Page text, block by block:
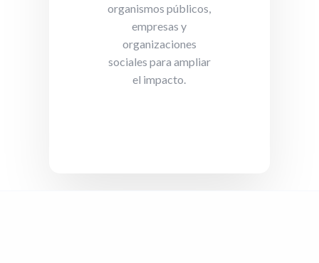
organismos públicos,
empresas y
organizaciones
sociales para ampliar
el impacto.